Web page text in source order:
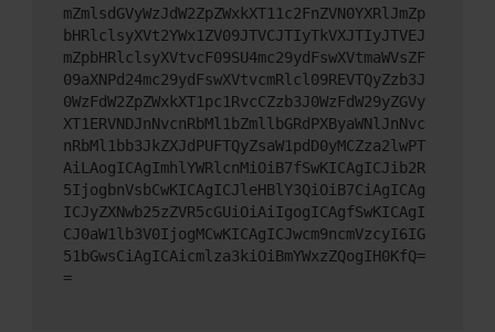
mZmlsdGVyWzJdW2ZpZWxkXT11c2FnZVN0YXRlJmZp
bHRlclsyXVt2YWx1ZV09JTVCJTIyTkVXJTIyJTVEJ
mZpbHRlclsyXVtvcF09SU4mc29ydFswXVtmaWVsZF
09aXNPd24mc29ydFswXVtvcmRlcl09REVTQyZzb3J
0WzFdW2ZpZWxkXT1pc1RvcCZzb3J0WzFdW29yZGVy
XT1ERVNDJnNvcnRbMl1bZmllbGRdPXByaWNlJnNvc
nRbMl1bb3JkZXJdPUFTQyZsaW1pdD0yMCZza2lwPT
AiLAogICAgImhlYWRlcnMiOiB7fSwKICAgICJib2R
5IjogbnVsbCwKICAgICJleHBlY3QiOiB7CiAgICAg
ICJyZXNwb25zZVR5cGUiOiAiIgogICAgfSwKICAgI
CJ0aW1lb3V0IjogMCwKICAgICJwcm9ncmVzcyI6IG
51bGwsCiAgICAicmlza3kiOiBmYWxzZQogIH0KfQ=
=